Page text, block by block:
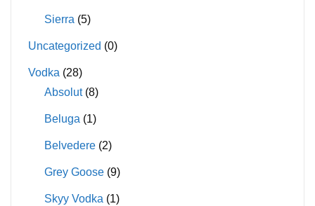
Sierra (5)
Uncategorized (0)
Vodka (28)
Absolut (8)
Beluga (1)
Belvedere (2)
Grey Goose (9)
Skyy Vodka (1)